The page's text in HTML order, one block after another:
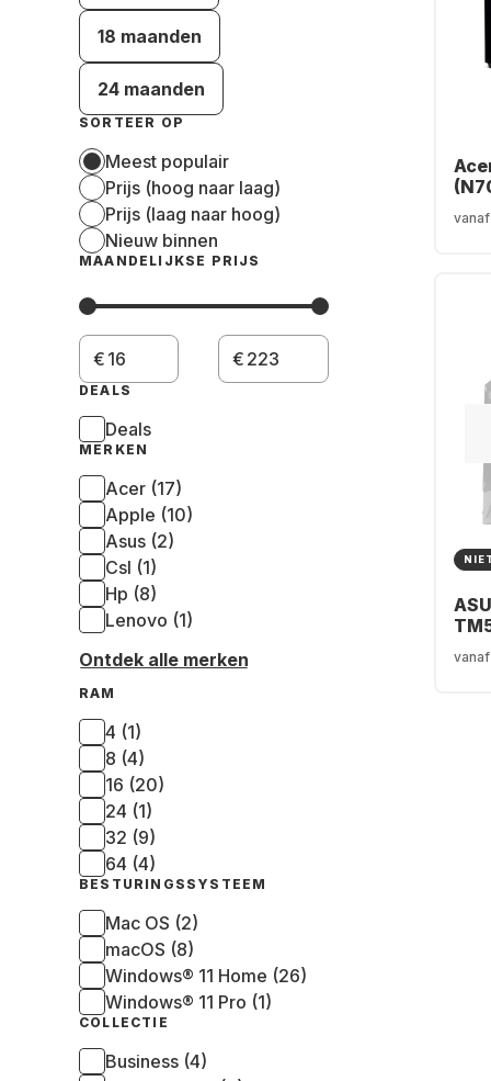
18 maanden
24 maanden
SORTEER OP
Meest populair
Prijs (hoog naar laag)
Prijs (laag naar hoog)
Nieuw binnen
MAANDELIJKSE PRIJS
€ €
DEALS
Deals
MERKEN
Acer (17)
Apple (10)
Asus (2)
Csl (1)
Hp (8)
Lenovo (1)
Ontdek alle merken
RAM
4 (1)
8 (4)
16 (20)
24 (1)
32 (9)
64 (4)
BESTURINGSSYSTEEM
Mac OS (2)
macOS (8)
Windows® 11 Home (26)
Windows® 11 Pro (1)
COLLECTIE
Business (4)
vanaf
vanaf